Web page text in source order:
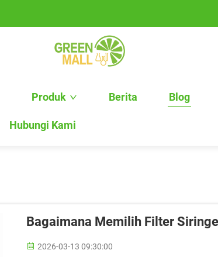
Produk Berita Blog
Hubungi Kami
Bagaimana Memilih Filter
2026-03-13 09:30:00